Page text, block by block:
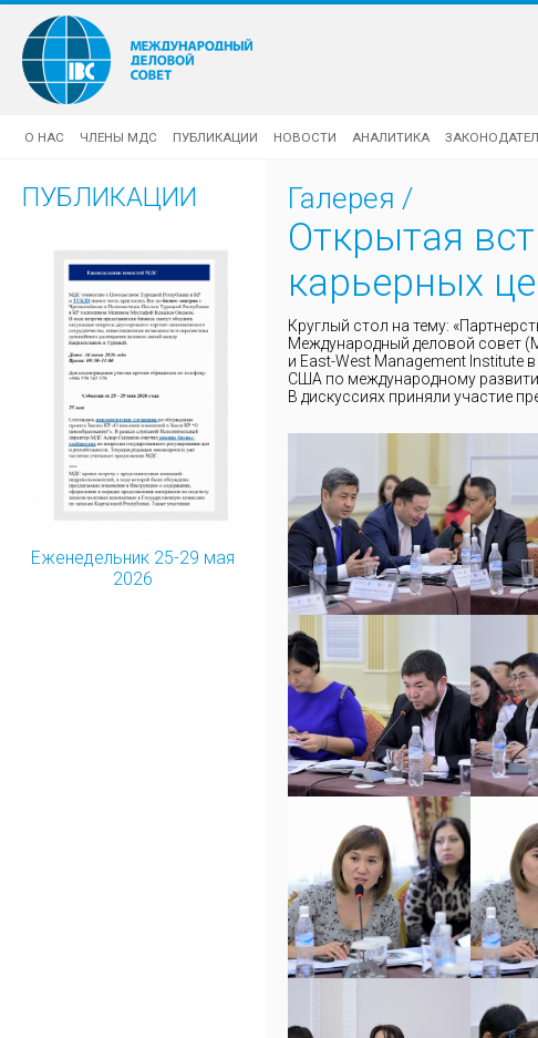
О НАС ЧЛЕНЫ МДС ПУБЛИКАЦИИ НОВОСТИ АНАЛИТИКА
ПУБЛИКАЦИИ
Еженедельник 25-29 мая
2026
Галерея /
Открытая
карьерных
Круглый стол на тему:
Международный деловой совет
и East-West Management Institute
США по международному
В дискуссиях приняли участие